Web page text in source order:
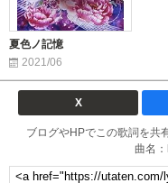
夏色ノ記憶
2021/06
X
ブログやHPでこの歌詞を共
曲名